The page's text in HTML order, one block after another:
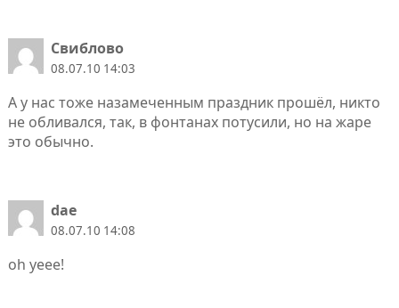
Свиблово
08.07.10 14:03
А у нас тоже назамеченным праздник прошёл, никто
не обливался, так, в фонтанах потусили, но на жаре
это обычно.
dae
08.07.10 14:08
oh yeee!